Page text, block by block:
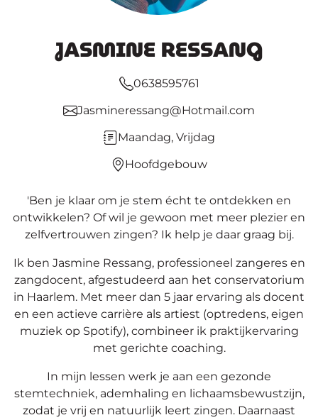
JASMINE RESSANG
0638595761
Jasmineressang@Hotmail.com
Maandag, Vrijdag
Hoofdgebouw
'Ben je klaar om je stem écht te ontdekken en
ontwikkelen? Of wil je gewoon met meer plezier en
zelfvertrouwen zingen? Ik help je daar graag bij.
Ik ben Jasmine Ressang, professioneel zangeres en
zangdocent, afgestudeerd aan het conservatorium
in Haarlem. Met meer dan 5 jaar ervaring als docent
en een actieve carrière als artiest (optredens, eigen
muziek op Spotify), combineer ik praktijkervaring
met gerichte coaching.
In mijn lessen werk je aan een gezonde
stemtechniek, ademhaling en lichaamsbewustzijn,
zodat je vrij en natuurlijk leert zingen. Daarnaast